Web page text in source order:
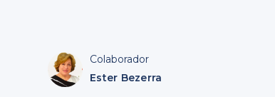
Colaborador
Ester Bezerra